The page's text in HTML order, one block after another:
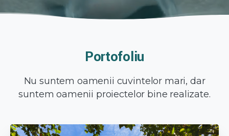
Portofoliu
Nu suntem oamenii cuvintelor mari, dar
suntem oamenii proiectelor bine realizate.